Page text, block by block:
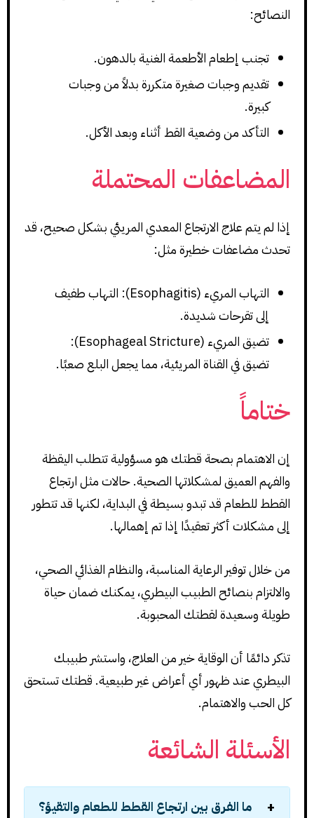
النصائح:
تجنب إطعام الأطعمة الغنية بالدهون.
تقديم وجبات صغيرة متكررة بدلاً من وجبات
كبيرة.
التأكد من وضعية القط أثناء وبعد الأكل.
المضاعفات المحتملة
إذا لم يتم علاج الارتجاع المعدي المريئي بشكل صحيح، قد
تحدث مضاعفات خطيرة مثل:
التهاب المريء (Esophagitis): التهاب طفيف
إلى تقرحات شديدة.
تضيق المريء (Esophageal Stricture):
تضيق في القناة المريئية، مما يجعل البلع صعبًا.
ختاماً
إن الاهتمام بصحة قطتك هو مسؤولية تتطلب اليقظة
والفهم العميق لمشكلاتها الصحية. حالات مثل ارتجاع
القطط للطعام قد تبدو بسيطة في البداية، لكنها قد تتطور
إلى مشكلات أكثر تعقيدًا إذا تم إهمالها.
من خلال توفير الرعاية المناسبة، والنظام الغذائي الصحي،
والالتزام بنصائح الطبيب البيطري، يمكنك ضمان حياة
طويلة وسعيدة لقطتك المحبوبة.
تذكر دائمًا أن الوقاية خير من العلاج، واستشر طبيبك
البيطري عند ظهور أي أعراض غير طبيعية. قطتك تستحق
كل الحب والاهتمام.
الأسئلة الشائعة
ما الفرق بين ارتجاع القطط للطعام والتقيؤ؟